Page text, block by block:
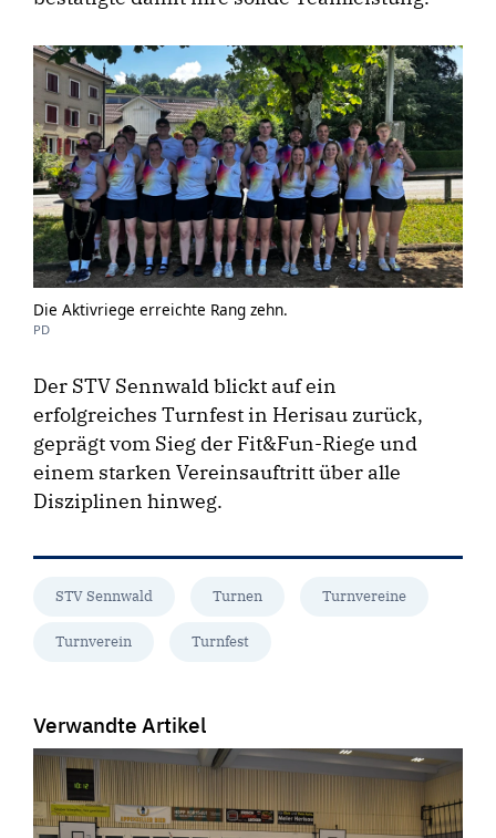
Die Aktivriege erreichte Rang zehn.
PD
Der STV Sennwald blickt auf ein
erfolgreiches Turnfest in Herisau zurück,
geprägt vom Sieg der Fit&Fun-Riege und
einem starken Vereinsauftritt über alle
Disziplinen hinweg.
STV Sennwald Turnen Turnvereine
Turnverein Turnfest
Verwandte Artikel